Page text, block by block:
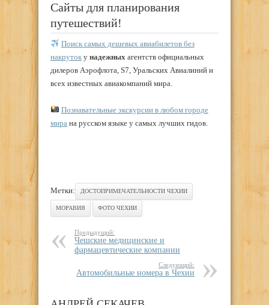
Сайты для планирования
путешествий!
Поиск самых дешевых авиабилетов без
накруток у надежных агентств официальных
дилеров Аэрофлота, S7, Уральских Авиалиний и
всех известных авиакомпаний мира.
Познавательные экскурсии в любом городе
мира на русском языке у самых лучших гидов.
Метки: ДОСТОПРИМЕЧАТЕЛЬНОСТИ ЧЕХИИ
МОРАВИЯ ФОТО ЧЕХИИ
Предыдущий:
Чешские медицинские и
фармацевтические компании
Следующий:
Автомобильные номера в Чехии